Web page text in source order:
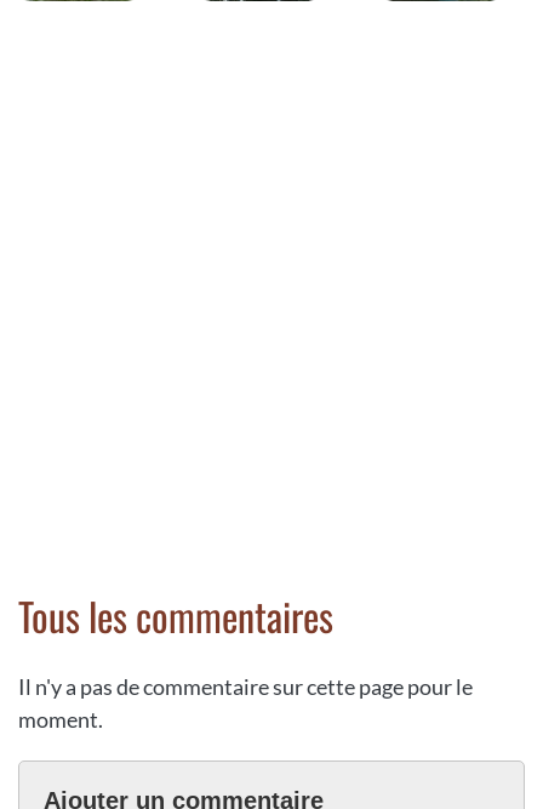
Tous les commentaires
Il n'y a pas de commentaire sur cette page pour le
moment.
Ajouter un commentaire